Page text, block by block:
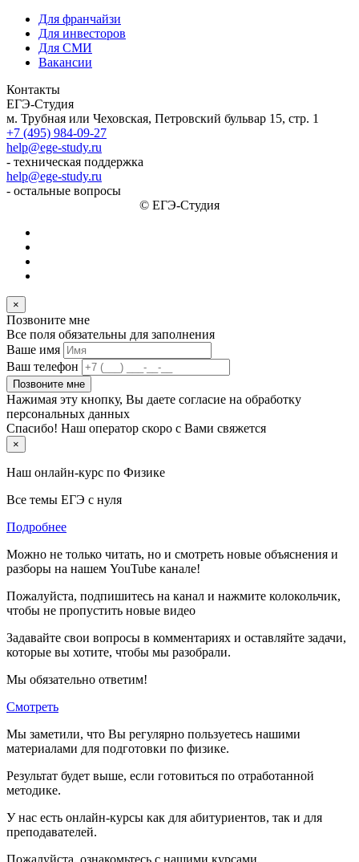
Для франчайзи
Для инвесторов
Для СМИ
Вакансии
Контакты
ЕГЭ-Студия
м. Трубная или Чеховская, Петровский бульвар 15, стр. 1
+7 (495) 984-09-27
help@ege-study.ru
- техническая поддержка
help@ege-study.ru
- остальные вопросы
© ЕГЭ-Студия
×
Позвоните мне
Все поля обязательны для заполнения
Ваше имя
Ваш телефон
Позвоните мне
Нажимая эту кнопку, Вы даете согласие на обработку
персональных данных
Спасибо! Наш оператор скоро с Вами свяжется
×
Наш онлайн-курс по Физике
Все темы ЕГЭ с нуля
Подробнее
Можно не только читать, но и смотреть новые объяснения и
разборы на нашем YouTube канале!
Пожалуйста, подпишитесь на канал и нажмите колокольчик,
чтобы не пропустить новые видео
Задавайте свои вопросы в комментариях и оставляйте задачи,
которые вы хотите, чтобы мы разобрали.
Мы обязательно ответим!
Смотреть
Мы заметили, что Вы регулярно пользуетесь нашими
материалами для подготовки по физике.
Результат будет выше, если готовиться по отработанной
методике.
У нас есть онлайн-курсы как для абитуриентов, так и для
преподавателей.